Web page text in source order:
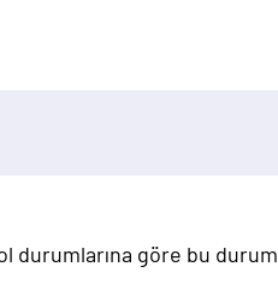
durumlarına göre bu durum